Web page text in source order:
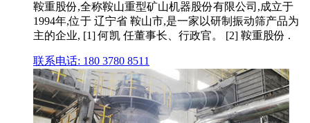
鞍重股份,全称鞍山重型矿山机器股份有限公司,成立于
1994年,位于 辽宁省 鞍山市,是一家以研制振动筛产品为
主的企业, [1] 何凯 任董事长、行政官。 [2] 鞍重股份 .
联系电话: 180 3780 8511